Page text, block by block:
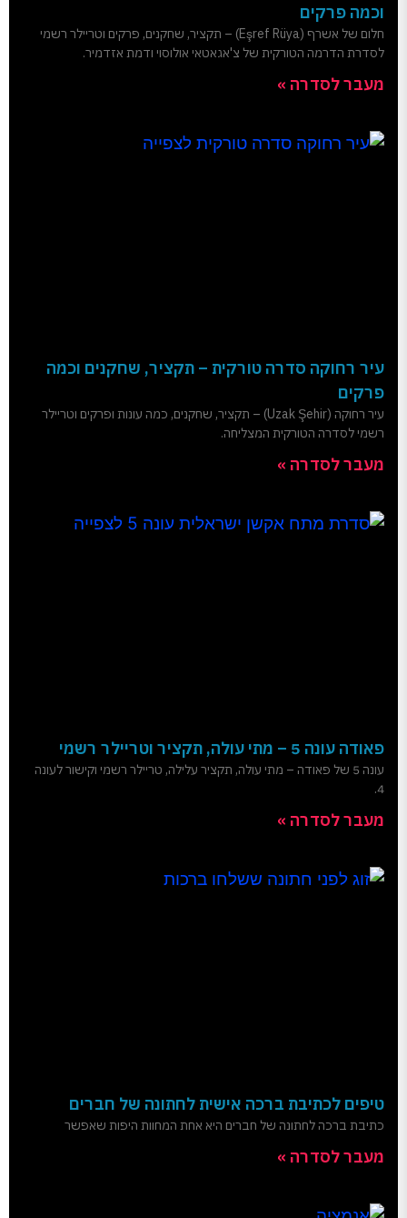
וכמה פרקים
חלום של אשרף (Eşref Rüya) – תקציר, שחקנים, פרקים וטריילר רשמי
לסדרת הדרמה הטורקית של צ'אגאטאי אולוסוי ודמת אזדמיר.
מעבר לסדרה »
עיר רחוקה סדרה טורקית – תקציר, שחקנים וכמה
פרקים
עיר רחוקה (Uzak Şehir) – תקציר, שחקנים, כמה עונות ופרקים וטריילר
רשמי לסדרה הטורקית המצליחה.
מעבר לסדרה »
פאודה עונה 5 – מתי עולה, תקציר וטריילר רשמי
עונה 5 של פאודה – מתי עולה, תקציר עלילה, טריילר רשמי וקישור לעונה
4.
מעבר לסדרה »
טיפים לכתיבת ברכה אישית לחתונה של חברים
כתיבת ברכה לחתונה של חברים היא אחת המחוות היפות שאפשר
מעבר לסדרה »